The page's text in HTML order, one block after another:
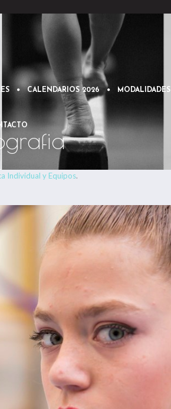
CALENDARIOS 2026 MODALIDADES
Individual y Equipos.